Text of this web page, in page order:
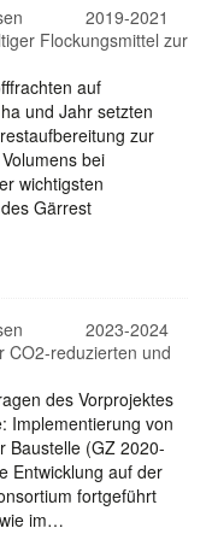
2019-2021
Flockungsmittel zur
auf
und Jahr setzten
zur
bei
wichtigsten
Gärrest
2023-2024
CO2-reduzierten und
des Vorprojektes
Implementierung von
Baustelle (GZ 2020-
Entwicklung auf der
fortgeführt
im…